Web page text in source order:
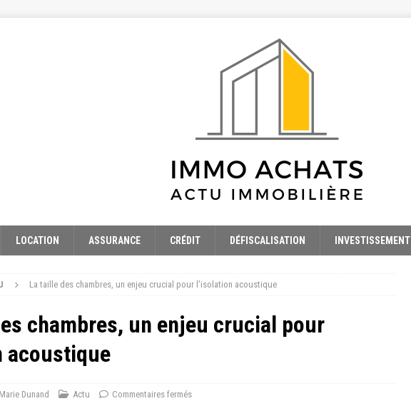
LOCATION ASSURANCE CRÉDIT DÉFISCALISATION INVESTISSEMENT
La taille des chambres, un enjeu crucial pour l’isolation acoustique
chambres, un enjeu crucial pour
acoustique
Marie Dunand Actu Commentaires fermés